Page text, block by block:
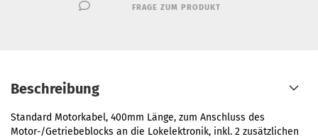
FRAGE ZUM PRODUKT
Beschreibung
Standard Motorkabel, 400mm Länge, zum Anschluss des
Motor-/Getriebeblocks an die Lokelektronik, inkl. 2 zusätzlichen